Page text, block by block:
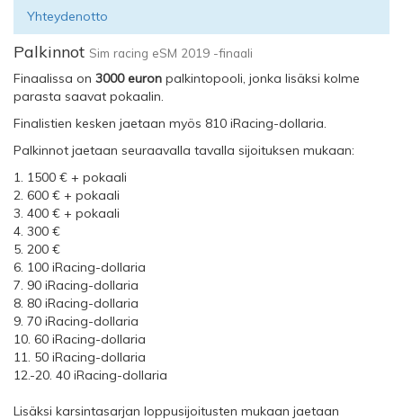
Yhteydenotto
Palkinnot Sim racing eSM 2019 -finaali
Finaalissa on 3000 euron palkintopooli, jonka lisäksi kolme
parasta saavat pokaalin.
Finalistien kesken jaetaan myös 810 iRacing-dollaria.
Palkinnot jaetaan seuraavalla tavalla sijoituksen mukaan:
1. 1500 € + pokaali
2. 600 € + pokaali
3. 400 € + pokaali
4. 300 €
5. 200 €
6. 100 iRacing-dollaria
7. 90 iRacing-dollaria
8. 80 iRacing-dollaria
9. 70 iRacing-dollaria
10. 60 iRacing-dollaria
11. 50 iRacing-dollaria
12.-20. 40 iRacing-dollaria
Lisäksi karsintasarjan loppusijoitusten mukaan jaetaan